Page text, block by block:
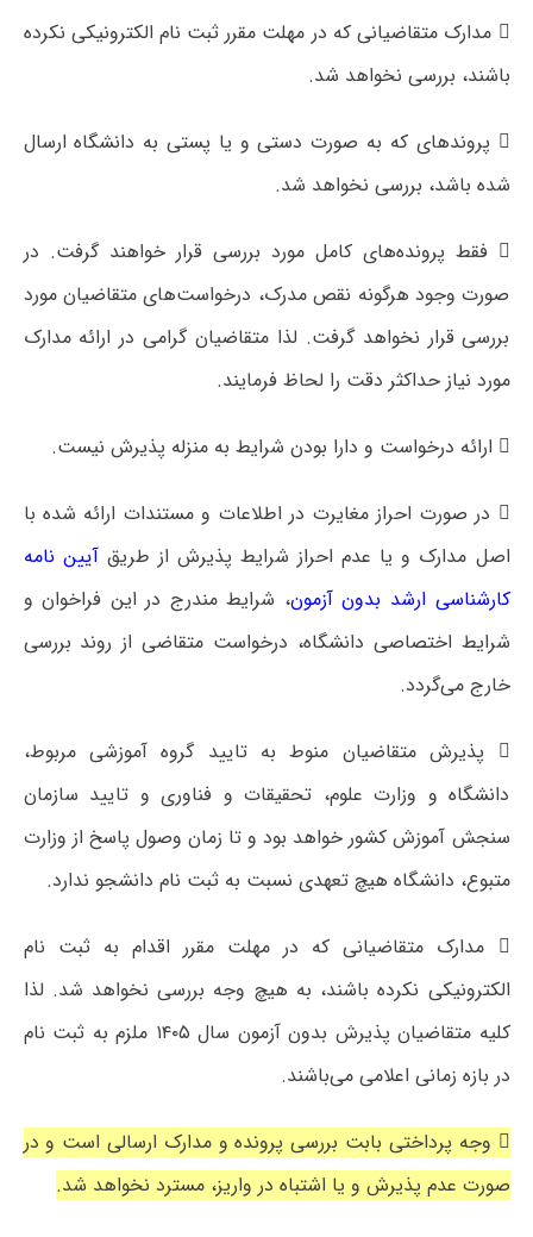
 مدارک متقاضیانی که در مهلت مقرر ثبت نام الکترونیکی نکرده
باشند، بررسی نخواهد شد.
 پروندهای که به صورت دستی و یا پستی به دانشگاه ارسال
شده باشد، بررسی نخواهد شد.
 فقط پرونده‌های کامل مورد بررسی قرار خواهند گرفت. در
صورت وجود هرگونه نقص مدرک، درخواست‌های متقاضیان مورد
بررسی قرار نخواهد گرفت. لذا متقاضیان گرامی در ارائه مدارک
مورد نیاز حداکثر دقت را لحاظ فرمایند.
 ارائه درخواست و دارا بودن شرایط به منزله پذیرش نیست.
 در صورت احراز مغایرت در اطلاعات و مستندات ارائه شده با
اصل مدارک و یا عدم احراز شرایط پذیرش از طریقآیین نامه
کارشناسی ارشد بدون آزمون، شرایط مندرج در این فراخوان و
شرایط اختصاصی دانشگاه، درخواست متقاضی از روند بررسی
خارج می‌گردد.
 پذیرش متقاضیان منوط به تایید گروه آموزشی مربوط،
دانشگاه و وزارت علوم، تحقیقات و فناوری و تایید سازمان
سنجش آموزش کشور خواهد بود و تا زمان وصول پاسخ از وزارت
متبوع، دانشگاه هیچ تعهدی نسبت به ثبت نام دانشجو ندارد.
 مدارک متقاضیانی که در مهلت مقرر اقدام به ثبت نام
الکترونیکی نکرده باشند، به هیچ وجه بررسی نخواهد شد. لذا
کلیه متقاضیان پذیرش بدون آزمون سال ۱۴۰۵ ملزم به ثبت نام
در بازه زمانی اعلامی می‌باشند.
 وجه پرداختی بابت بررسی پرونده و مدارک ارسالی است و در
صورت‌ عدم پذیرش و یا اشتباه در واریز، مسترد نخواهد شد.